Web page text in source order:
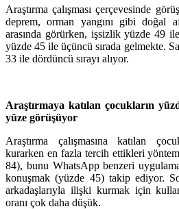
Araştırma çalışması çerçevesinde
deprem, orman yangını gibi doğal
arasında görürken, işsizlik yüzde 49
yüzde 45 ile üçüncü sırada gelmekte.
33 ile dördüncü sırayı alıyor.
Araştırmaya katılan çocukların
yüze görüşüyor
Araştırma çalışmasına katılan
kurarken en fazla tercih ettikleri
84), bunu WhatsApp benzeri
konuşmak (yüzde 45) takip ediyor.
arkadaşlarıyla ilişki kurmak için
oranı çok daha düşük.